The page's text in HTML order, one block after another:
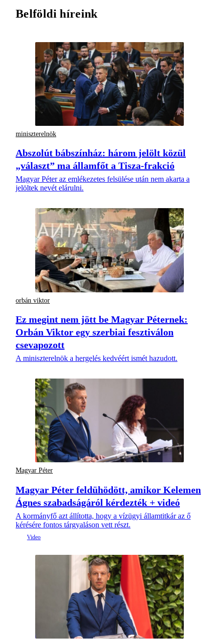
Belföldi híreink
miniszterelnök
Abszolút bábszínház: három jelölt közül
„választ” ma államfőt a Tisza-frakció
Magyar Péter az emlékezetes felsülése után nem akarta a
jelöltek nevét elárulni.
orbán viktor
Ez megint nem jött be Magyar Péternek:
Orbán Viktor egy szerbiai fesztiválon
csevapozott
A miniszterelnök a hergelés kedvéért ismét hazudott.
Magyar Péter
Magyar Péter feldühödött, amikor Kelemen
Ágnes szabadságáról kérdezték + videó
A kormányfő azt állította, hogy a vízügyi államtitkár az ő
kérésére fontos tárgyaláson vett részt.